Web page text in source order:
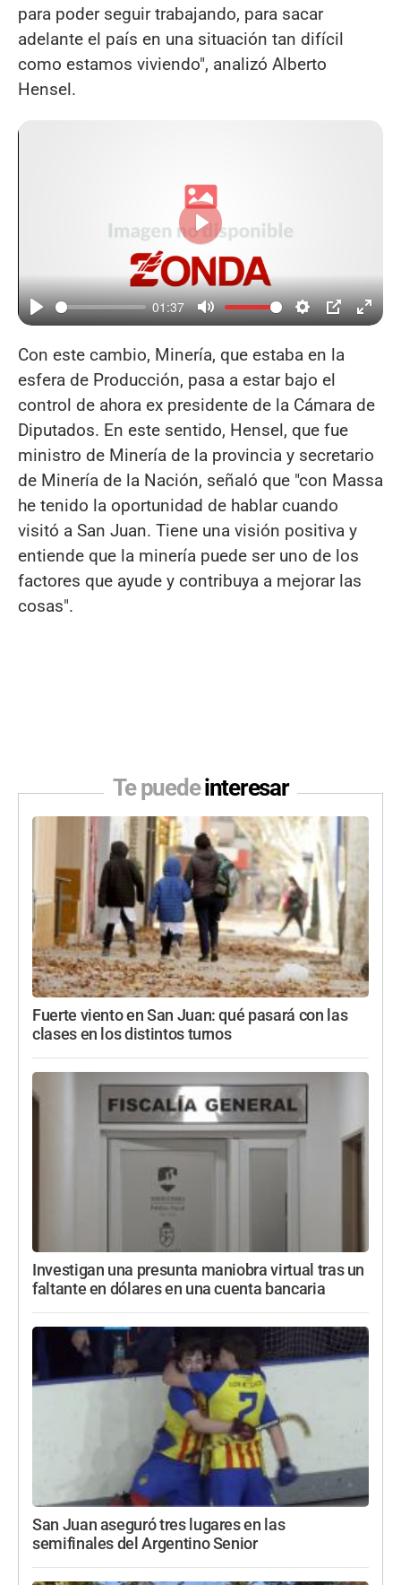
para poder seguir trabajando, para sacar
adelante el país en una situación tan difícil
como estamos viviendo", analizó Alberto
Hensel.
01:37
Reproducir
Con este cambio, Minería, que estaba en la
esfera de Producción, pasa a estar bajo el
control de ahora ex presidente de la Cámara de
Diputados. En este sentido, Hensel, que fue
ministro de Minería de la provincia y secretario
de Minería de la Nación, señaló que "con Massa
he tenido la oportunidad de hablar cuando
visitó a San Juan. Tiene una visión positiva y
entiende que la minería puede ser uno de los
factores que ayude y contribuya a mejorar las
cosas".
Te puedeinteresar
Fuerte viento en San Juan: qué pasará con las
clases en los distintos turnos
Investigan una presunta maniobra virtual tras un
faltante en dólares en una cuenta bancaria
San Juan aseguró tres lugares en las
semifinales del Argentino Senior